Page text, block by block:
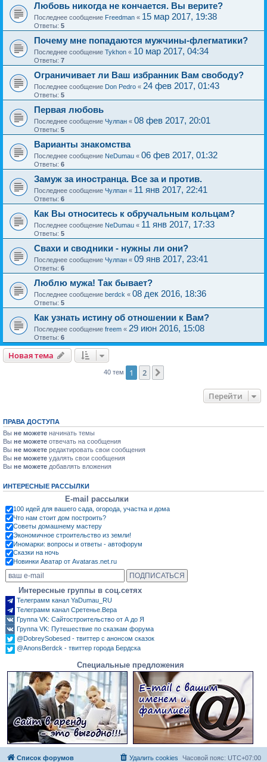
Любовь никогда не кончается. Вы верите?
Последнее сообщение Freedman « 15 мар 2017, 19:38
Ответы: 5
Почему мне попадаются мужчины-флегматики?
Последнее сообщение Tykhon « 10 мар 2017, 04:34
Ответы: 7
Ограничивает ли Ваш избранник Вам свободу?
Последнее сообщение Don Pedro « 24 фев 2017, 01:43
Ответы: 5
Первая любовь
Последнее сообщение Чулпан « 08 фев 2017, 20:01
Ответы: 5
Варианты знакомства
Последнее сообщение NeDumau « 06 фев 2017, 01:32
Ответы: 6
Замуж за иностранца. Все за и против.
Последнее сообщение Чулпан « 11 янв 2017, 22:41
Ответы: 6
Как Вы относитесь к обручальным кольцам?
Последнее сообщение NeDumau « 11 янв 2017, 17:33
Ответы: 5
Свахи и сводники - нужны ли они?
Последнее сообщение Чулпан « 09 янв 2017, 23:41
Ответы: 6
Люблю мужа! Так бывает?
Последнее сообщение berdck « 08 дек 2016, 18:36
Ответы: 5
Как узнать истину об отношении к Вам?
Последнее сообщение freem « 29 июн 2016, 15:08
Ответы: 6
Новая тема
40 тем 1 2
Перейти
ПРАВА ДОСТУПА
Вы не можете начинать темы
Вы не можете отвечать на сообщения
Вы не можете редактировать свои сообщения
Вы не можете удалять свои сообщения
Вы не можете добавлять вложения
ИНТЕРЕСНЫЕ РАССЫЛКИ
E-mail рассылки
100 идей для вашего сада, огорода, участка и дома
Что нам стоит дом построить?
Советы домашнему мастеру
Экономичное строительство из земли!
Иномарки: вопросы и ответы - автофорум
Сказки на ночь
Новинки Аватар от Avataras.net.ru
Интересные группы в соц.сетях
Телеграмм канал YaDumau_RU
Телеграмм канал Сретенье.Вера
Группа VK: Сайтостроительство от А до Я
Группа VK: Путешествие по сказкам форума
@DobreySobesed - твиттер с анонсом сказок
@AnonsBerdck - твиттер города Бердска
Специальные предложения
Список форумов Часовой пояс: UTC+07:00
Удалить cookies